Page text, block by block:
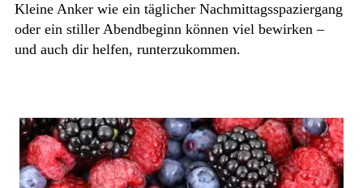
Kleine Anker wie ein täglicher Nachmittagsspaziergang
oder ein stiller Abendbeginn können viel bewirken –
und auch dir helfen, runterzukommen.